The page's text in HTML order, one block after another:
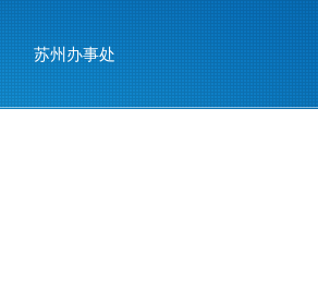
苏州办事处